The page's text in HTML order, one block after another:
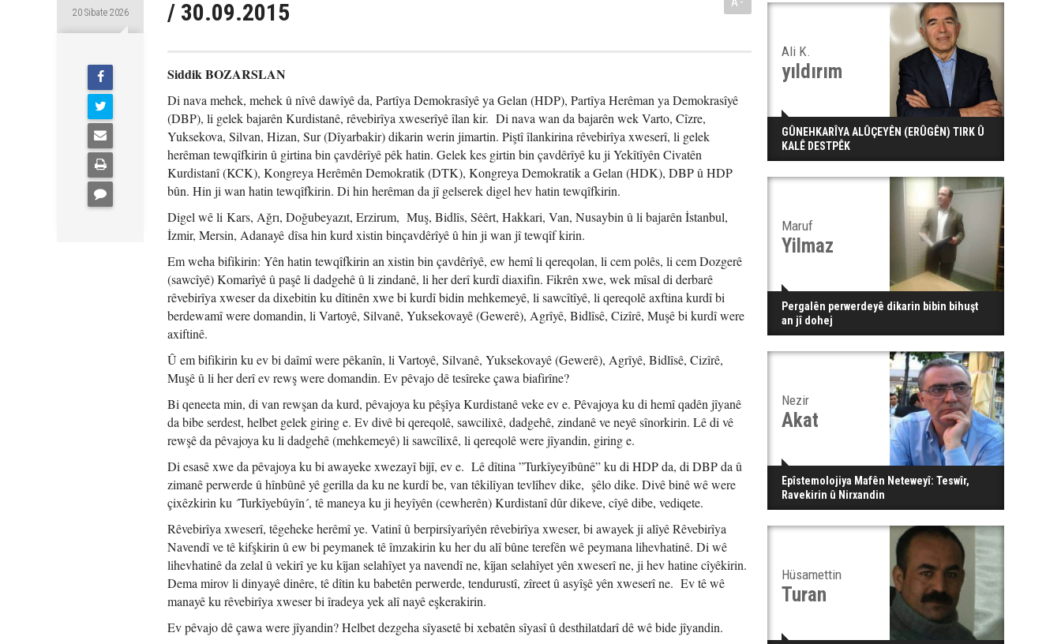
20 Sibate 2026
/ 30.09.2015
Siddik BOZARSLAN
Di nava mehek, mehek û nîvê dawîyê da, Partîya Demokrasîyê ya Gelan (HDP), Partîya Herêman ya Demokrasîyê
(DBP), li gelek bajarên Kurdistanê, rêvebirîya xweserîyê îlan kir. Di nava wan da bajarên wek Varto, Cîzre,
Yuksekova, Silvan, Hizan, Sur (Dîyarbakir) dikarin werin jimartin. Piştî îlankirina rêvebirîya xweserî, li gelek
herêman tewqîfkirin û girtina bin çavdêrîyê pêk hatin. Gelek kes girtin bin çavdêrîyê ku ji Yekîtîyên Civatên
Kurdistanî (KCK), Kongreya Herêmên Demokratik (DTK), Kongreya Demokratik a Gelan (HDK), DBP û HDP
bûn. Hin ji wan hatin tewqîfkirin. Di hin herêman da jî gelserek digel hev hatin tewqîfkirin.
Digel wê li Kars, Ağrı, Doğubeyazıt, Erzirum, Muş, Bidlîs, Sêêrt, Hakkari, Van, Nusaybin û li bajarên İstanbul,
İzmir, Mersin, Adanayê dîsa hin kurd xistin binçavdêrîyê û hin ji wan jî tewqîf kirin.
Em weha bifikirin: Yên hatin tewqîfkirin an xistin bin çavdêrîyê, ew hemî li qereqolan, li cem polês, li cem Dozgerê
(sawcîyê) Komarîyê û paşê li dadgehê û li zindanê, li her derî kurdî diaxifin. Fikrên xwe, wek mîsal di derbarê
rêvebirîya xweser da dixebitin ku dîtinên xwe bi kurdî bidin mehkemeyê, li sawcîtîyê, li qereqolê axftina kurdî bi
berdewamî were domandin, li Vartoyê, Silvanê, Yuksekovayê (Gewerê), Agrîyê, Bidlîsê, Cizîrê, Muşê bi kurdî were
axiftinê.
Û em bifikirin ku ev bi daîmî were pêkanîn, li Vartoyê, Silvanê, Yuksekovayê (Gewerê), Agrîyê, Bidlîsê, Cizîrê,
Muşê û li her derî ev rewş were domandin. Ev pêvajo dê tesîreke çawa biafirîne?
Bi qeneeta min, di van rewşan da kurd, pêvajoya ku pêşîya Kurdistanê veke ev e. Pêvajoya ku di hemî qadên jîyanê
da bibe serdest, helbet gelek giring e. Ev divê bi qereqolê, sawcilixê, dadgehê, zindanê ve neyê sînorkirin. Lê di vê
rewşê da pêvajoya ku li dadgehê (mehkemeyê) li sawcîlixê, li qereqolê were jîyandin, giring e.
Di esasê xwe da pêvajoya ku bi awayeke xwezayî bijî, ev e. Lê dîtina ”Turkîyeyîbûnê” ku di HDP da, di DBP da û
zimanê perwerde û hînbûnê yê gerilla da ku ne kurdî be, van têkilîyan tevlîhev dike, şêlo dike. Divê binê wê were
çixêzkirin ku ´Turkîyebûyîn´, tê maneya ku ji heyîyên (cewherên) Kurdistanî dûr dikeve, cîyê dibe, vediqete.
Rêvebirîya xweserî, têgeheke herêmî ye. Vatinî û berpirsîyarîyên rêvebirîya xweser, bi awayek ji alîyê Rêvebirîya
Navendî ve tê kifşkirin û ew bi peymanek tê îmzakirin ku her du alî bûne terefên wê peymana lihevhatinê. Di wê
lihevhatinê da zelal û vekirî ye ku kîjan selahîyet ya navendî ne, kîjan selahîyet yên xweserî ne, ji hev hatine cîyêkirin.
Dema mirov li dinyayê dinêre, tê dîtin ku babetên perwerde, tendurustî, zîreet û asyîşê yên xweserî ne. Ev tê wê
manayê ku rêvebirîya xweser bi îradeya yek alî nayê eşkerakirin.
Ev pêvajo dê çawa were jîyandin? Helbet dezgeha sîyasetê bi xebatên sîyasî û desthilatdarî dê wê bide jîyandin.
Ali K.
yıldırım
GÛNEHKARÎYA ALÛÇEYÊN (ERÛGÊN) TIRK Û
KALÊ DESTPÊK
Maruf
Yilmaz
Pergalên perwerdeyê dikarin bibin bihuşt
an jî dohej
Nezir
Akat
Epîstemolojiya Mafên Neteweyî: Teswîr,
Ravekirin û Nirxandin
Hüsamettin
Turan